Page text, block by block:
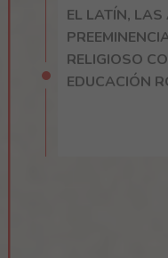
EL LATÍN, LAS
RELIGIOSO
EDUCACIÓN